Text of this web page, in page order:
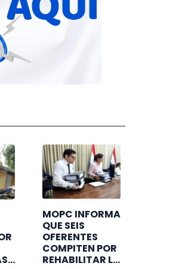
MOPC INFORMA
QUE SEIS
OFERENTES
COMPITEN POR
REHABILITAR LA